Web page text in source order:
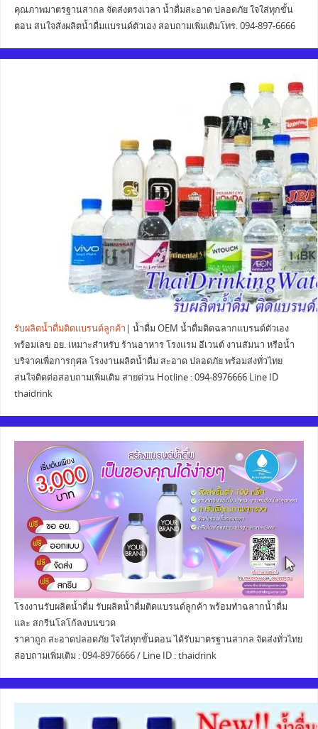
คุณภาพมาตรฐานสากล จัดส่งตรงเวลา น้ำดื่มสะอาด ปลอดภัย ใจใส่ทุกขั้น
ตอน สนใจสั่งผลิตน้ำดื่มแบรนด์ตัวเอง สอบถามเพิ่มเติมโทร. 094-897-6666
รับผลิตน้ำดื่มติดแบรนด์ลูกค้า | น้ำดื่ม OEM น้ำดื่มติดฉลากแบรนด์ตัวเอง
พร้อมเลข อย. เหมาะสำหรับ ร้านอาหาร โรงแรม อีเวนต์ งานสัมนา หรือน้ำ
บริจาคเพื่อการกุศล โรงงานผลิตน้ำดื่ม สะอาด ปลอดภัย พร้อมส่งทั่วไทย
สนใจติดต่อสอบถามเพิ่มเติม สายด่วน Hotline : 094-8976666 Line ID
thaidrink
โรงงานรับผลิตน้ำดื่ม รับผลิตน้ำดื่มติดแบรนด์ลูกค้า พร้อมทำฉลากน้ำดื่ม
และ สกรีนโลโก้ลงบนขวด
ราคาถูก สะอาดปลอดภัย ใจใส่ทุกขั้นตอน ได้รับมาตรฐานสากล จัดส่งทั่วไทย
สอบถามเพิ่มเติม : 094-8976666 / Line ID : thaidrink